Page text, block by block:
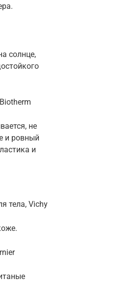
солнце,
не
и ровный
и
тела, Vichy